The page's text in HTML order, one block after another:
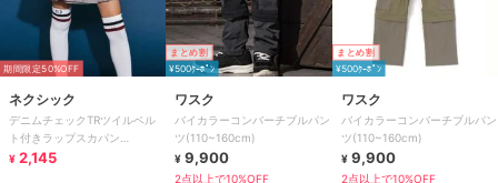
期間限定50%OFF
ネクシック
デニムチェックTRツイルベル
ト付きラップスカパン
(110~150cm)
¥ 2,145
まとめ割
¥500ｸｰﾎﾟﾝ
ワスク
バイカラーコンバーチブルパン
ツ(110~160cm)
¥ 9,900
2点以上で10%OFF
まとめ割
¥500ｸｰﾎﾟﾝ
ワスク
バイカラーコンバーチブルパン
ツ(110~160cm)
¥ 9,900
2点以上で10%OFF